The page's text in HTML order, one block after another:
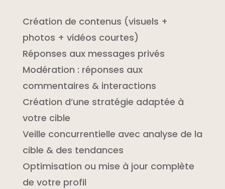
Création de contenus (visuels +
photos + vidéos courtes)
Réponses aux messages privés
Modération : réponses aux
commentaires & interactions
Création d’une stratégie adaptée à
votre cible
Veille concurrentielle avec analyse de la
cible & des tendances
Optimisation ou mise à jour complète
de votre profil